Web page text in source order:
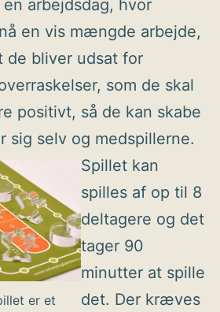
arbejdsdag, hvor
en vis mængde arbejde,
de bliver udsat for
som de skal
positivt, så de kan skabe
sig selv og medspillerne.
er et
Spillet kan
spilles af op til 8
deltagere og det
tager 90
minutter at spille
det. Der kræves